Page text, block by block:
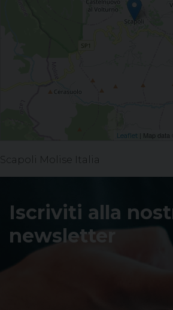
Leaflet | Map data ©
Scapoli Molise Italia
Iscriviti alla
newsletter